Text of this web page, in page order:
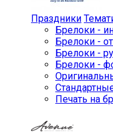
Праздники
Брелоки -
Брелоки -
Брелоки -
Брелоки -
Печать на